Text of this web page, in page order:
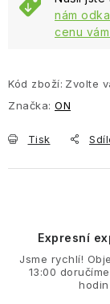
nám
cenu
Kód zboží: Zvolte
Značka: ON
Tisk
Expresní
Jsme rychlí!
13:00
hodin